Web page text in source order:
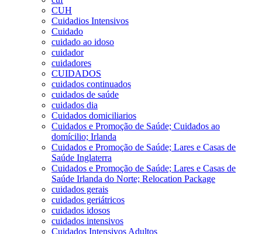
CUH
Cuidadios Intensivos
Cuidado
cuidado ao idoso
cuidador
cuidadores
CUIDADOS
cuidados continuados
cuidados de saúde
cuidados dia
Cuidados domiciliarios
Cuidados e Promoção de Saúde; Cuidados ao
domícilio; Irlanda
Cuidados e Promoção de Saúde; Lares e Casas de
Saúde Inglaterra
Cuidados e Promoção de Saúde; Lares e Casas de
Saúde Irlanda do Norte; Relocation Package
cuidados gerais
cuidados geriátricos
cuidados idosos
cuidados intensivos
Cuidados Intensivos Adultos